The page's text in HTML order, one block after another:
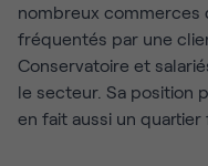
nombreux commerces
fréquentés par une
Conservatoire et
le secteur. Sa position
en fait aussi un